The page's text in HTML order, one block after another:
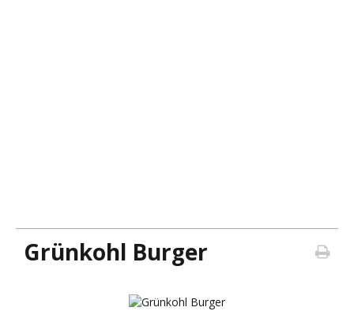
Grünkohl Burger